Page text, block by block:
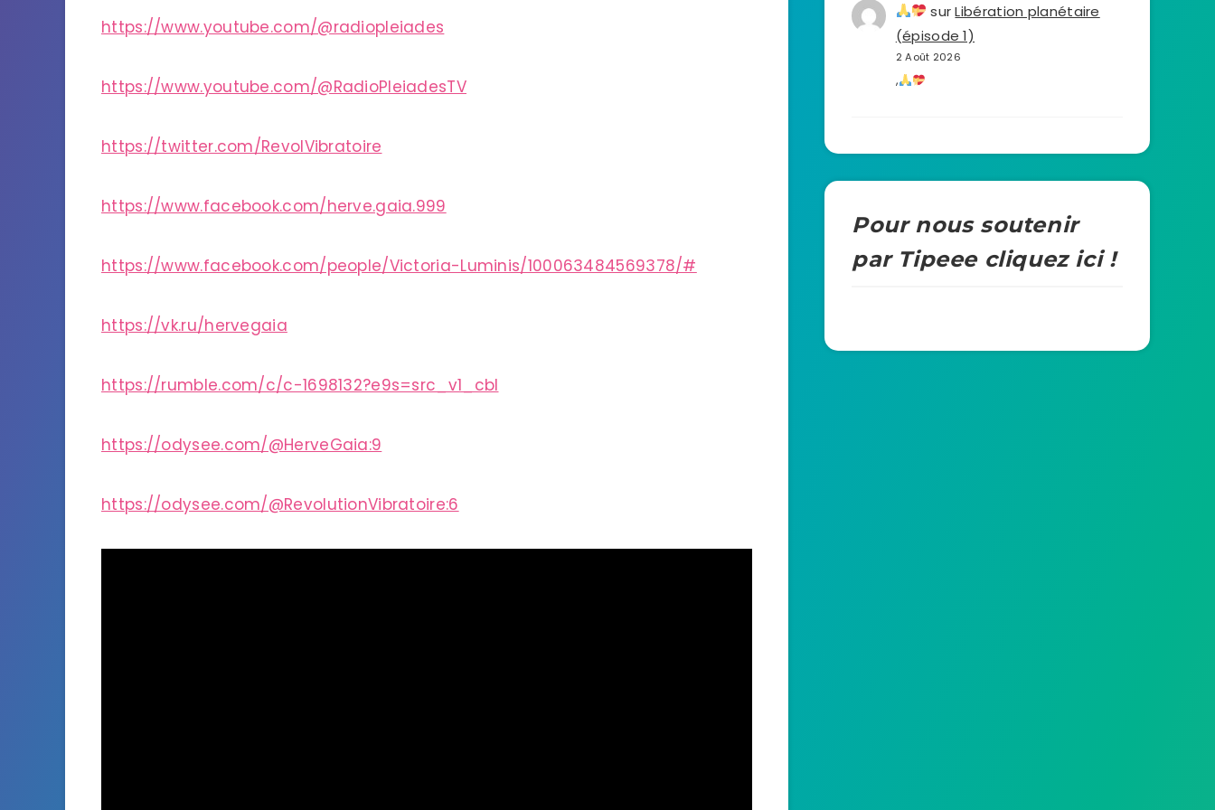
https://www.youtube.com/@radiopleiades
https://www.youtube.com/@RadioPleiadesTV
https://twitter.com/RevolVibratoire
https://www.facebook.com/herve.gaia.999
https://www.facebook.com/people/Victoria-Luminis/100063484569378/#
https://vk.ru/hervegaia
https://rumble.com/c/c-1698132?e9s=src_v1_cbl
https://odysee.com/@HerveGaia:9
https://odysee.com/@RevolutionVibratoire:6
surLibération planétaire
(épisode 1)
2 Août 2026
,
Pour nous soutenir
par Tipeee cliquez ici !